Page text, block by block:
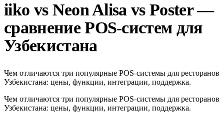
iiko vs Neon Alisa vs Poster —
сравнение POS-систем для
Узбекистана
Чем отличаются три популярные POS-системы для ресторанов
Узбекистана: цены, функции, интеграции, поддержка.
Чем отличаются три популярные POS-системы для ресторанов
Узбекистана: цены, функции, интеграции, поддержка.